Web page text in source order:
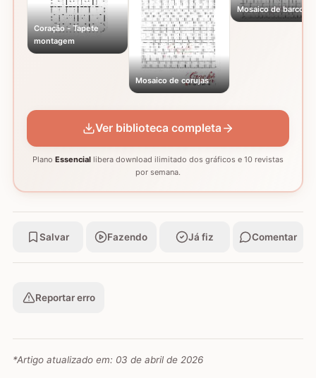
Coração - Tapete
montagem
Mosaico de corujas
Mosaico de barcos
Ver biblioteca completa
Plano Essencial libera download ilimitado dos gráficos e 10 revistas
por semana.
Salvar Fazendo Já fiz Comentar
Reportar erro
*Artigo atualizado em: 03 de abril de 2026